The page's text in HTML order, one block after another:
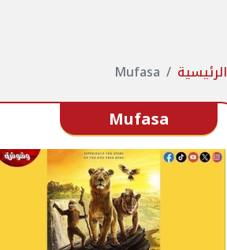
الرئيسية Mufasa
Mufasa